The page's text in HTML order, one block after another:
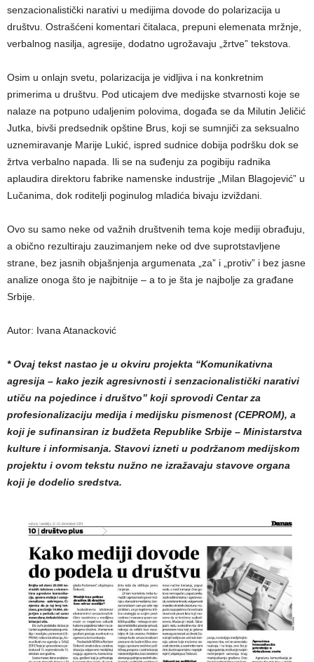
senzacionalistički narativi u medijima dovode do polarizacija u
društvu. Ostrašćeni komentari čitalaca, prepuni elemenata mržnje,
verbalnog nasilja, agresije, dodatno ugrožavaju „žrtve” tekstova.
Osim u onlajn svetu, polarizacija je vidljiva i na konkretnim
primerima u društvu. Pod uticajem dve medijske stvarnosti koje se
nalaze na potpuno udaljenim polovima, događa se da Milutin Jeličić
Jutka, bivši predsednik opštine Brus, koji se sumnjiči za seksualno
uznemiravanje Marije Lukić, ispred sudnice dobija podršku dok se
žrtva verbalno napada. Ili se na suđenju za pogibiju radnika
aplaudira direktoru fabrike namenske industrije „Milan Blagojević” u
Lučanima, dok roditelji poginulog mladića bivaju izviždani.
Ovo su samo neke od važnih društvenih tema koje mediji obrađuju,
a obično rezultiraju zauzimanjem neke od dve suprotstavljene
strane, bez jasnih objašnjenja argumenata „za” i „protiv” i bez jasne
analize onoga što je najbitnije – a to je šta je najbolje za građane
Srbije.
Autor: Ivana Atanacković
* Ovaj tekst nastao je u okviru projekta “Komunikativna
agresija – kako jezik agresivnosti i senzacionalistički narativi
utiču na pojedince i društvo” koji sprovodi Centar za
profesionalizaciju medija i medijsku pismenost (CEPROM), a
koji je sufinansiran iz budžeta Republike Srbije – Ministarstva
kulture i informisanja. Stavovi izneti u podržanom medijskom
projektu i ovom tekstu nužno ne izražavaju stavove organa
koji je dodelio sredstva.